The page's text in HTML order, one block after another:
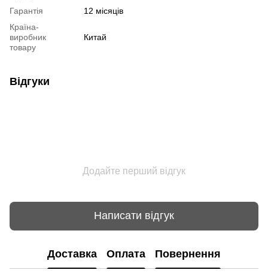
Гарантія
12 місяців
Країна-
виробник
товару
Китай
Відгуки
Додайте перший відгук
Написати відгук
Доставка Оплата Повернення